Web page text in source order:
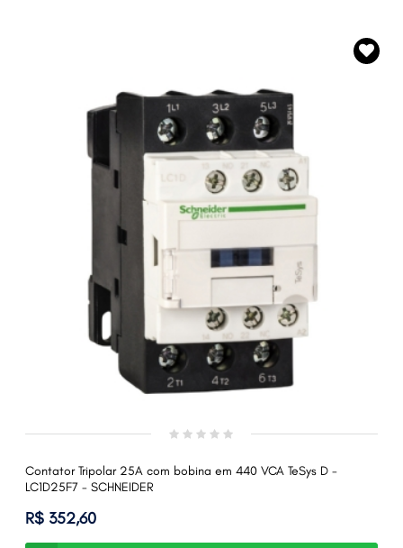
Contator Tripolar 25A com bobina em 440 VCA TeSys D -
LC1D25F7 - SCHNEIDER
R$ 352,60